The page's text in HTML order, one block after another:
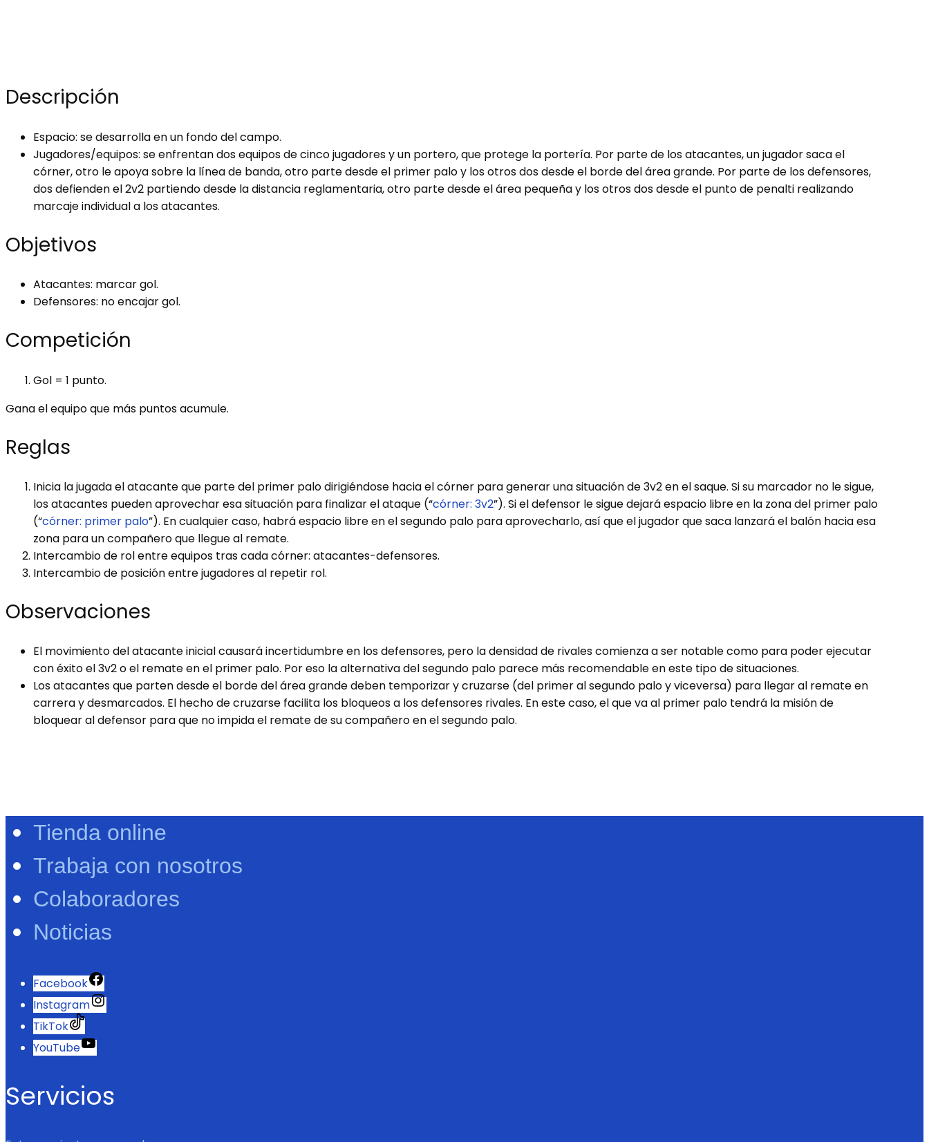
Descripción
Espacio: se desarrolla en un fondo del campo.
Jugadores/equipos: se enfrentan dos equipos de cinco jugadores y un portero, que protege la portería. Por parte de los atacantes, un jugador saca el
córner, otro le apoya sobre la línea de banda, otro parte desde el primer palo y los otros dos desde el borde del área grande. Por parte de los defensores,
dos defienden el 2v2 partiendo desde la distancia reglamentaria, otro parte desde el área pequeña y los otros dos desde el punto de penalti realizando
marcaje individual a los atacantes.
Objetivos
Atacantes: marcar gol.
Defensores: no encajar gol.
Competición
Gol = 1 punto.
Gana el equipo que más puntos acumule.
Reglas
Inicia la jugada el atacante que parte del primer palo dirigiéndose hacia el córner para generar una situación de 3v2 en el saque. Si su marcador no le sigue,
los atacantes pueden aprovechar esa situación para finalizar el ataque (“córner: 3v2”). Si el defensor le sigue dejará espacio libre en la zona del primer palo
(“córner: primer palo”). En cualquier caso, habrá espacio libre en el segundo palo para aprovecharlo, así que el jugador que saca lanzará el balón hacia esa
zona para un compañero que llegue al remate.
Intercambio de rol entre equipos tras cada córner: atacantes-defensores.
Intercambio de posición entre jugadores al repetir rol.
Observaciones
El movimiento del atacante inicial causará incertidumbre en los defensores, pero la densidad de rivales comienza a ser notable como para poder ejecutar
con éxito el 3v2 o el remate en el primer palo. Por eso la alternativa del segundo palo parece más recomendable en este tipo de situaciones.
Los atacantes que parten desde el borde del área grande deben temporizar y cruzarse (del primer al segundo palo y viceversa) para llegar al remate en
carrera y desmarcados. El hecho de cruzarse facilita los bloqueos a los defensores rivales. En este caso, el que va al primer palo tendrá la misión de
bloquear al defensor para que no impida el remate de su compañero en el segundo palo.
Tienda online
Trabaja con nosotros
Colaboradores
Noticias
Facebook
Instagram
TikTok
YouTube
Servicios